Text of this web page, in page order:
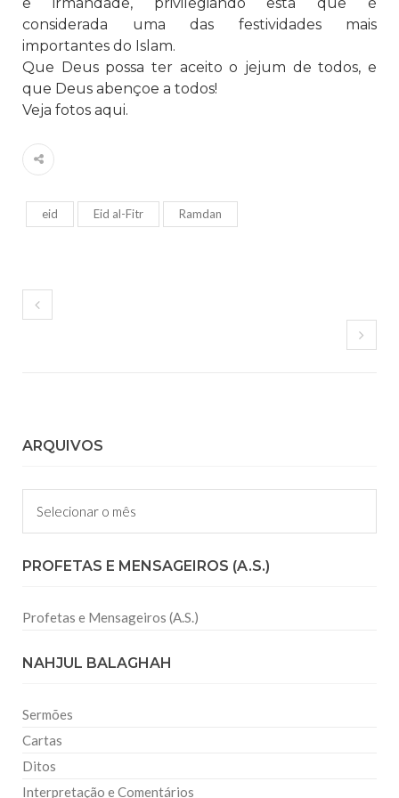
considerada uma das festividades mais
importantes do Islam.
Que Deus possa ter aceito o jejum de todos, e
que Deus abençoe a todos!
Veja fotos aqui.
eid Eid al-Fitr Ramdan
ARQUIVOS
Arquivos
PROFETAS E MENSAGEIROS (A.S.)
Profetas e Mensageiros (A.S.)
NAHJUL BALAGHAH
Sermões
Cartas
Ditos
Interpretação e Comentários